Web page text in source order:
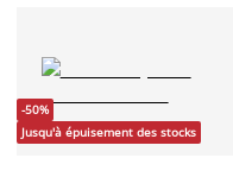
-50%
Jusqu'à épuisement des stocks